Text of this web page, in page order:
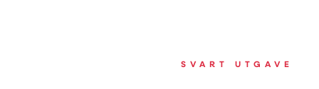
SVART UTGAVE